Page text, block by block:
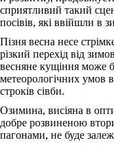
сприятливий такий
посівів, які ввійшли в
Пізня весна несе
різкий перехід від
весняне кущіння може
метеорологічних умов
строків сівби.
Озимина, висіяна в
добре розвиненою
пагонами, не буде